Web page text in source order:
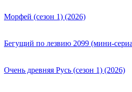
Морфей (сезон 1) (2026)
Бегущий по лезвию 2099 (мини-
Очень древняя Русь (сезон 1) (2026)